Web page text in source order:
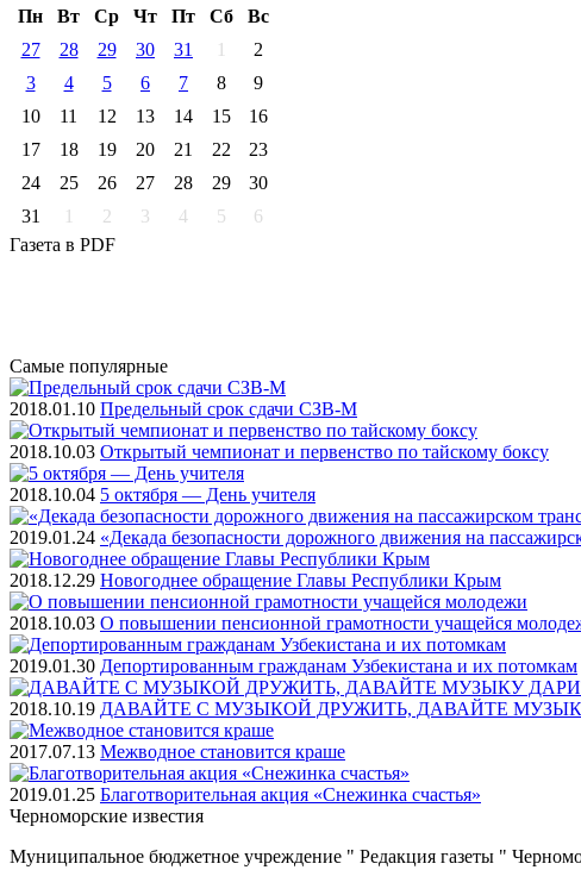
Пн
Вт Ср Чт Пт Cб
Вс
27
28 29 30 31 1
2
3
4 5 6 7 8
9
10
11 12 13 14 15
16
17
18 19 20 21 22
23
24
25 26 27 28 29
30
31
1 2 3 4 5
6
Газета в PDF
Самые популярные
2018.01.10 Предельный срок сдачи СЗВ-М
2018.10.03 Открытый чемпионат и первенство по тайскому боксу
2018.10.04 5 октября — День учителя
2019.01.24 «Декада безопасности дорожного движения на
2018.12.29 Новогоднее обращение Главы Республики Крым
2018.10.03 О повышении пенсионной грамотности учащейся
2019.01.30 Депортированным гражданам Узбекистана и их потомкам
2018.10.19 ДАВАЙТЕ С МУЗЫКОЙ ДРУЖИТЬ, ДАВАЙТЕ
2017.07.13 Межводное становится краше
2019.01.25 Благотворительная акция «Снежинка счастья»
Черноморские известия
Муниципальное бюджетное учреждение " Редакция газеты "